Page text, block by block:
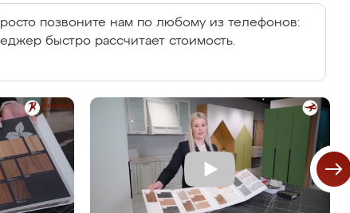
позвоните нам по любому из телефонов:
быстро рассчитает стоимость.